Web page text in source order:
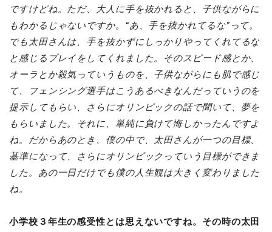
ですけどね。ただ、大人に手を抜かれると、子供ながらに
もわかるじゃないですか。“あ、手を抜かれてるな”って。
でも太田さんは、手を抜かずにしっかりやってくれてるな
と感じるプレイをしてくれました。そのスピード感とか、
オーラとか殺気っていうものを、子供ながらにも肌で感じ
て、フェンシング選手はこうあるべきなんだっていうのを
提示してもらい、さらにオリンピックの話で聞いて、夢を
もらいました。それに、単純に負けて悔しかったんですよ
ね。だからあのとき、僕の中で、太田さんが一つの目標、
基準になって、さらにオリンピックっていう目標ができま
した。あの一日だけでも僕の人生観は大きく変わりました
ね。
小学校３年生の感受性とは思えないですね。その時の太田